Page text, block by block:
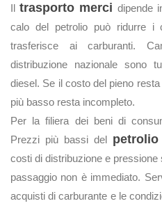
Iltrasporto merci dipende
calo del petrolio può ridurre
trasferisce ai carburanti.
distribuzione nazionale sono
diesel. Se il costo del pieno
più basso resta incompleto.
Per la filiera dei beni di
Prezzi più bassi del petrolio
costi di distribuzione e
passaggio non è immediato.
acquisti di carburante e le